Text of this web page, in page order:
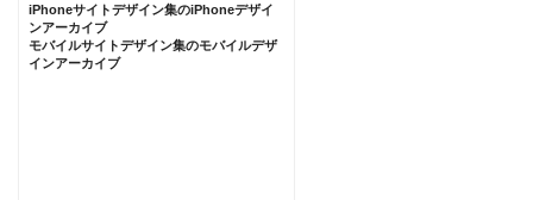
iPhoneサイトデザイン集のiPhoneデザイ
ンアーカイブ
モバイルサイトデザイン集のモバイルデザ
インアーカイブ